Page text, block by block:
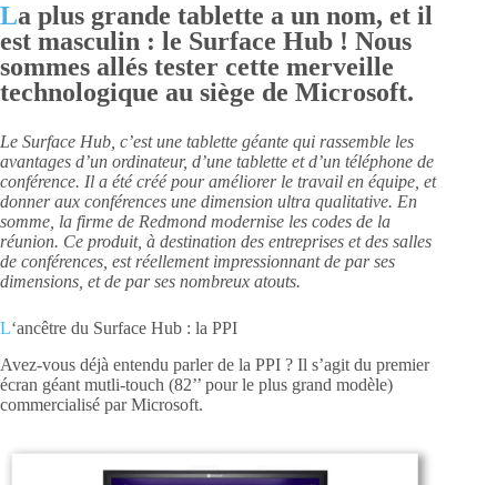
La plus grande tablette a un nom, et il
est masculin : le Surface Hub ! Nous
sommes allés tester cette merveille
technologique au siège de Microsoft.
Le Surface Hub, c’est une tablette géante qui rassemble les
avantages d’un ordinateur, d’une tablette et d’un téléphone de
conférence. Il a été créé pour améliorer le travail en équipe, et
donner aux conférences une dimension ultra qualitative. En
somme, la firme de Redmond modernise les codes de la
réunion. Ce produit, à destination des entreprises etdes salles
de conférences, est réellement impressionnant de par ses
dimensions, et de par ses nombreux atouts.
L‘ancêtre du Surface Hub : la PPI
Avez-vous déjà entendu parler de la PPI ? Il s’agit du premier
écran géant mutli-touch (82’’ pour le plus grand modèle)
commercialisé par Microsoft.